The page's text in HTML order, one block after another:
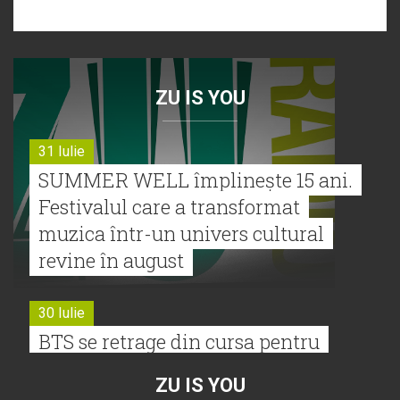
ZU IS YOU
31 Iulie
SUMMER WELL împlinește 15 ani.
Festivalul care a transformat
muzica într-un univers cultural
revine în august
30 Iulie
BTS se retrage din cursa pentru
ZU IS YOU